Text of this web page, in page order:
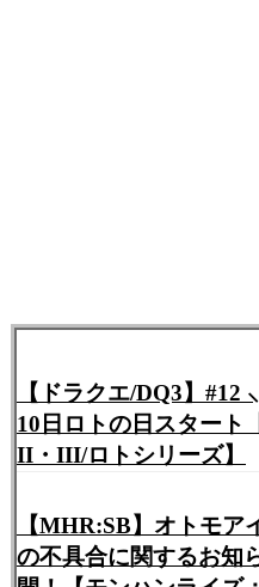
【ドラクエ/DQ3】#12
10日ロトの日スタート
II・III/ロトシリーズ】
【MHR:SB】オトモア
の不具合に関するお